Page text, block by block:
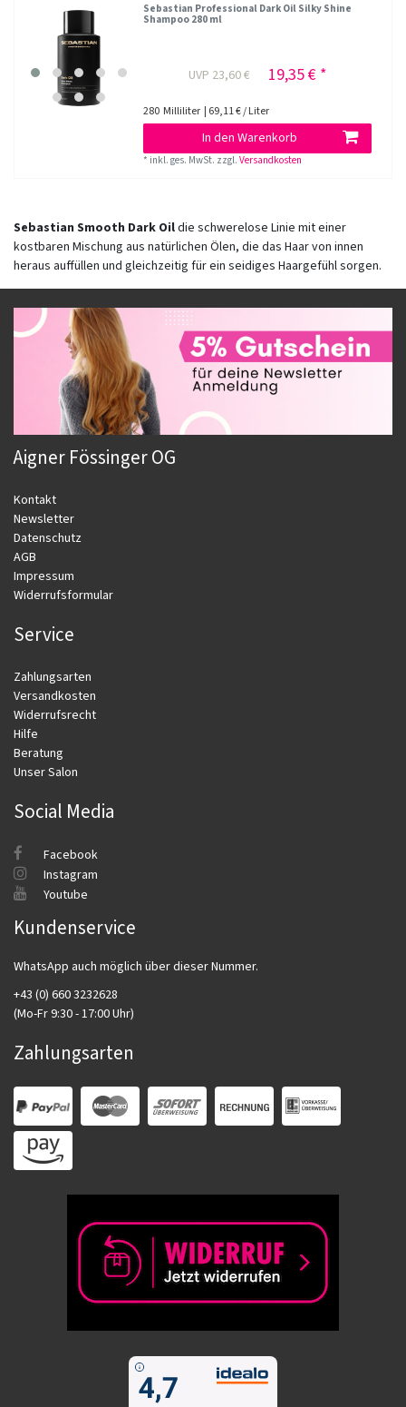
Sebastian Professional Dark Oil Silky Shine
Shampoo 280 ml
UVP 23,60 € 19,35 € *
280 Milliliter | 69,11 € / Liter
In den Warenkorb
* inkl. ges. MwSt. zzgl.Versandkosten
Sebastian Smooth Dark Oildie schwerelose Linie mit einer
kostbaren Mischung aus natürlichen Ölen, die das Haar von innen
heraus auffüllen und gleichzeitig für ein seidiges Haargefühl sorgen.
Aigner Fössinger OG
Kontakt
Newsletter
Datenschutz
AGB
Impressum
Widerrufsformular
Service
Zahlungsarten
Versandkosten
Widerrufsrecht
Hilfe
Beratung
Unser Salon
Social Media
Facebook
Instagram
Youtube
Kundenservice
WhatsApp auch möglich über dieser Nummer.
+43 (0) 660 3232628
(Mo-Fr 9:30 - 17:00 Uhr)
Zahlungsarten